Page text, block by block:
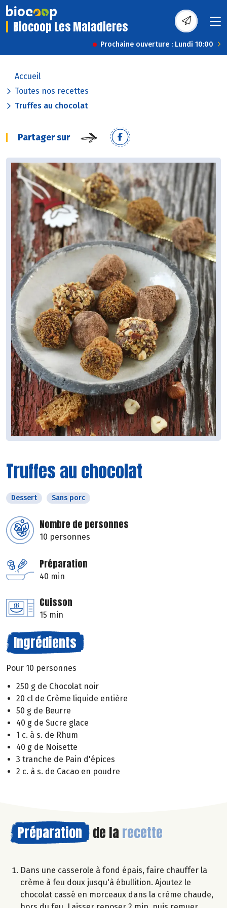
Biocoop Les Maladieres
Prochaine ouverture : Lundi 10:00
Accueil
Toutes nos recettes
Truffes au chocolat
Partager sur
Truffes au chocolat
Dessert Sans porc
Nombre de personnes
10 personnes
Préparation
40 min
Cuisson
15 min
Ingrédients
Pour 10 personnes
250 g de Chocolat noir
20 cl de Crème liquide entière
50 g de Beurre
40 g de Sucre glace
1 c. à s. de Rhum
40 g de Noisette
3 tranche de Pain d'épices
2 c. à s. de Cacao en poudre
Préparation de la recette
Dans une casserole à fond épais, faire chauffer la
crème à feu doux jusqu'à ébullition. Ajoutez le
chocolat cassé en morceaux dans la crème chaude,